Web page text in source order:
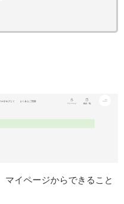
マイページからできること